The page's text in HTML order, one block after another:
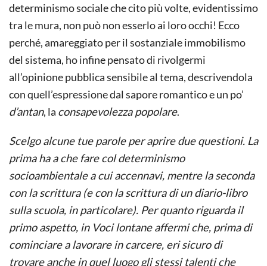
determinismo sociale che cito più volte, evidentissimo
tra le mura, non può non esserlo ai loro occhi! Ecco
perché, amareggiato per il sostanziale immobilismo
del sistema, ho infine pensato di rivolgermi
all’opinione pubblica sensibile al tema, descrivendola
con quell’espressione dal sapore romantico e un po’
d’antan, la consapevolezza popolare.
Scelgo alcune tue parole per aprire due questioni. La
prima ha a che fare col determinismo
socioambientale a cui accennavi, mentre la seconda
con la scrittura (e con la scrittura di un diario-libro
sulla scuola, in particolare). Per quanto riguarda il
primo aspetto, in Voci lontane affermi che, prima di
cominciare a lavorare in carcere, eri sicuro di
trovare anche in quel luogo gli stessi talenti che